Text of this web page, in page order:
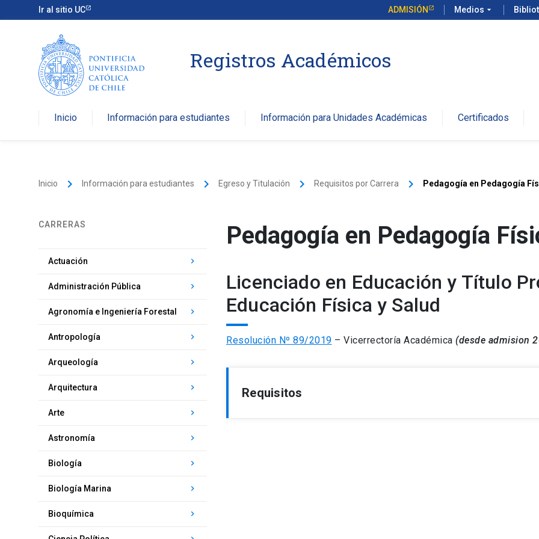
Ir al sitio UC ADMISIÓN Medios arrow_drop_down
Registros Académicos
Inicio Información para estudiantes Información para Unidades Académicas Certificados
Inicio keyboard_arrow_right Información para estudiantes keyboard_arrow_right Egreso y Titulación keyboard_arrow_right Requisitos por Carrera keyboard_arrow_right Pedagogía en Pedagogía
CARRERAS
Actuación keyboard_arrow_right
Administración Pública keyboard_arrow_right
Agronomía e Ingeniería Forestal keyboard_arrow_right
Antropología keyboard_arrow_right
Arqueología keyboard_arrow_right
Arquitectura keyboard_arrow_right
Arte keyboard_arrow_right
Astronomía keyboard_arrow_right
Biología keyboard_arrow_right
Biología Marina keyboard_arrow_right
Bioquímica keyboard_arrow_right
Pedagogía en Pedagogía
Licenciado en Educación y Título
Educación Física y Salud
Resolución Nº 89/2019 – Vicerrectoría Académica (desde admision
Requisitos